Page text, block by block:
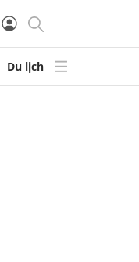
Du lịch